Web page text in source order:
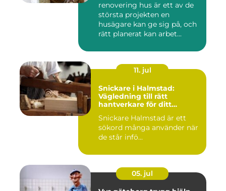
renovering hus är ett av de
största projekten en
husägare kan ge sig på, och
rätt planerat kan arbet...
11. jul
Snickare i Halmstad:
Vägledning till rätt
hantverkare för ditt
Snickare Halmstad är ett
sökord många använder när
de står infö...
05. jul